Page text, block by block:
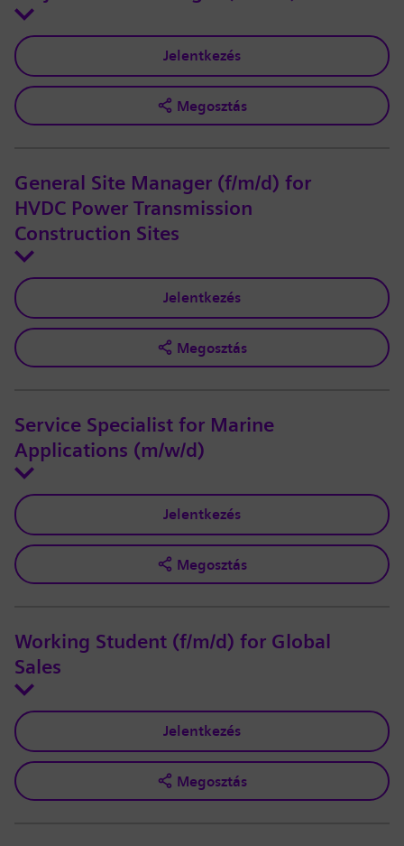
Jelentkezés
Megosztás
General Site Manager (f/m/d) for
HVDC Power Transmission
Construction Sites
Jelentkezés
Megosztás
Service Specialist for Marine
Applications (m/w/d)
Jelentkezés
Megosztás
Working Student (f/m/d) for Global
Sales
Jelentkezés
Megosztás